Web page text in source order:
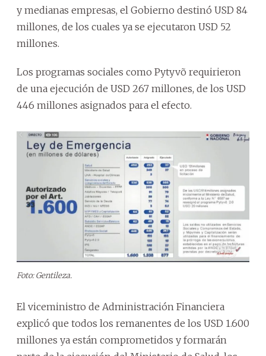
y medianas empresas, el Gobierno destinó USD 84
millones, de los cuales ya se ejecutaron USD 52
millones.
Los programas sociales como Pytyvõ requirieron
de una ejecución de USD 267 millones, de los USD
446 millones asignados para el efecto.
Foto: Gentileza.
El viceministro de Administración Financiera
explicó que todos los remanentes de los USD 1.600
millones ya están comprometidos y formarán